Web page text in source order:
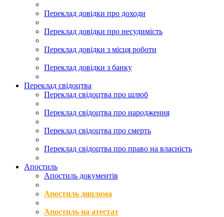
Переклад довідки про доходи
Переклад довідки про несудимість
Переклад довідки з місця роботи
Переклад довідки з банку
Переклад свідоцтва
Переклад свідоцтва про шлюб
Переклад свідоцтва про народження
Переклад свідоцтва про смерть
Переклад свідоцтва про право на власність
Апостиль
Апостиль документів
Апостиль диплома
Апостиль на атестат